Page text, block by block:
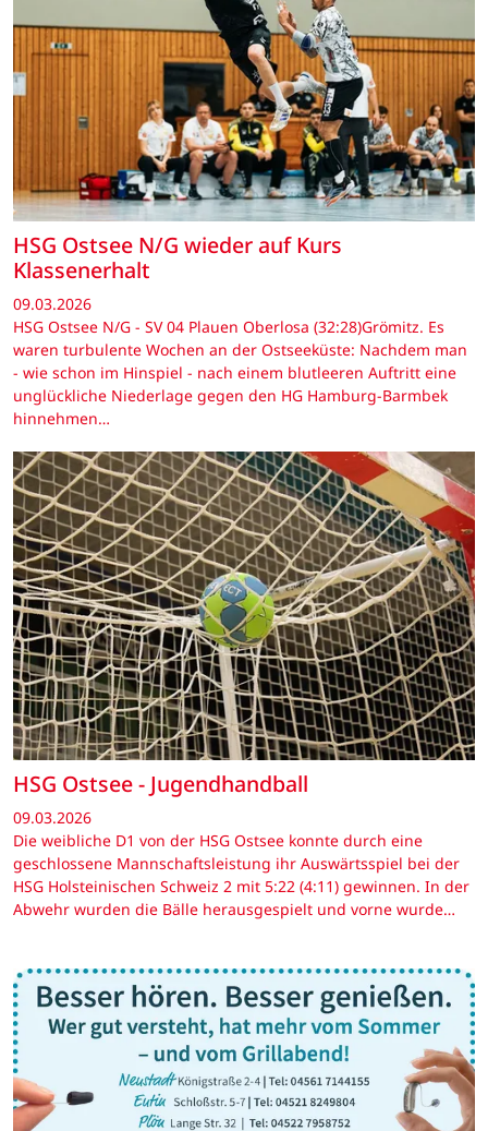
HSG Ostsee N/G wieder auf Kurs
Klassenerhalt
09.03.2026
HSG Ostsee N/G - SV 04 Plauen Oberlosa (32:28)Grömitz. Es
waren turbulente Wochen an der Ostseeküste: Nachdem man
- wie schon im Hinspiel - nach einem blutleeren Auftritt eine
unglückliche Niederlage gegen den HG Hamburg-Barmbek
hinnehmen…
HSG Ostsee - Jugendhandball
09.03.2026
Die weibliche D1 von der HSG Ostsee konnte durch eine
geschlossene Mannschaftsleistung ihr Auswärtsspiel bei der
HSG Holsteinischen Schweiz 2 mit 5:22 (4:11) gewinnen. In der
Abwehr wurden die Bälle herausgespielt und vorne wurde…